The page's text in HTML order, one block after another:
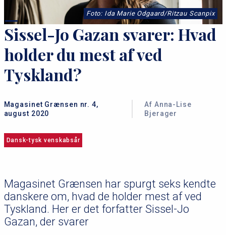
Foto: Ida Marie Odgaard/Ritzau Scanpix
Sissel-Jo Gazan svarer: Hvad
holder du mest af ved
Tyskland?
Magasinet Grænsen nr. 4,
august 2020
Af Anna-Lise
Bjerager
Dansk-tysk venskabsår
Magasinet Grænsen har spurgt seks kendte
danskere om, hvad de holder mest af ved
Tyskland. Her er det forfatter Sissel-Jo
Gazan, der svarer